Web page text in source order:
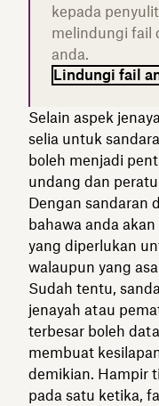
kepada
melindungi fail
anda.
Lindungi fail
Selain aspek
selia untuk
boleh menjadi
undang dan
Dengan sandaran
bahawa anda
yang diperlukan
walaupun yang
Sudah tentu,
jenayah atau
terbesar boleh
membuat
demikian. Hampir
pada satu ketika,